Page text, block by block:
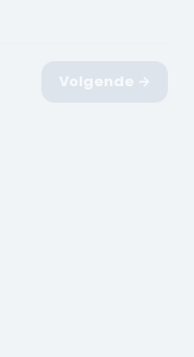
Volgende →